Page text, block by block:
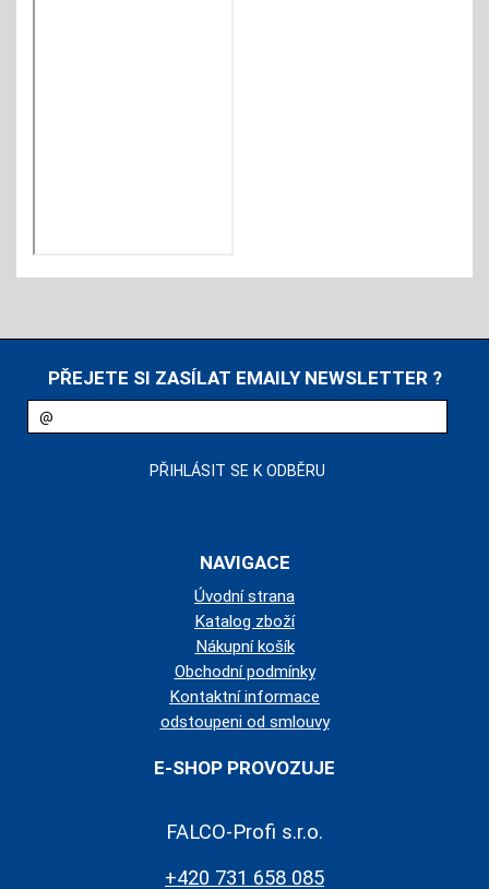
PŘEJETE SI ZASÍLAT EMAILY NEWSLETTER ?
NAVIGACE
Úvodní strana
Katalog zboží
Nákupní košík
Obchodní podmínky
Kontaktní informace
odstoupeni od smlouvy
E-SHOP PROVOZUJE
FALCO-Profi s.r.o.
+420 731 658 085